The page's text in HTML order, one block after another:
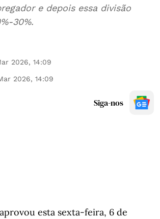
e depois essa divisão
30%.
2026, 14:09
2026, 14:09
Siga-nos
esta sexta-feira, 6 de